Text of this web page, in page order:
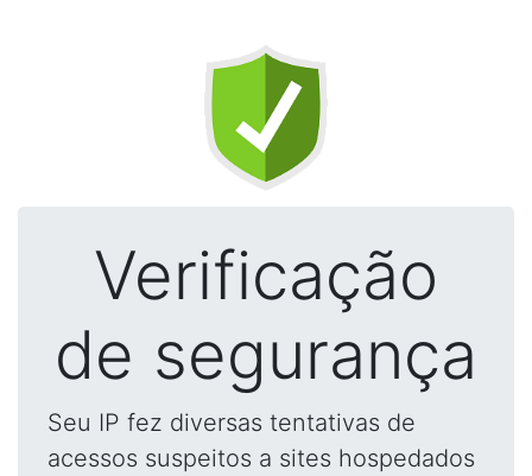
Verificação
de segurança
Seu IP fez diversas tentativas de
acessos suspeitos a sites hospedados